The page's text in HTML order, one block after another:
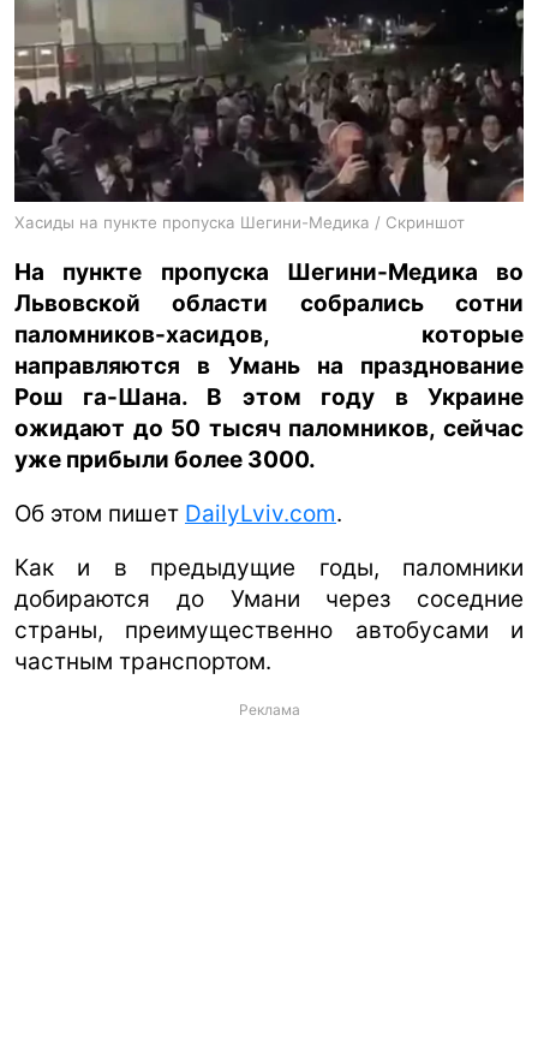
ua ru en
Хасиды на пункте пропуска Шегини-Медика / Скриншот
На пункте пропуска Шегини-Медика во
Львовской области собрались сотни
паломников-хасидов, которые
направляются в Умань на празднование
Рош га-Шана. В этом году в Украине
ожидают до 50 тысяч паломников, сейчас
уже прибыли более 3000.
Об этом пишет DailyLviv.com.
Как и в предыдущие годы, паломники
добираются до Умани через соседние
страны, преимущественно автобусами и
частным транспортом.
Реклама